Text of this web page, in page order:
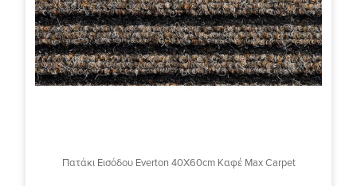
Πατάκι Εισόδου Everton 40X60cm Καφέ Max Carpet